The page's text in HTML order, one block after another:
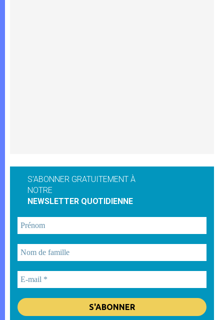
S'ABONNER GRATUITEMENT À
NOTRE
NEWSLETTER QUOTIDIENNE